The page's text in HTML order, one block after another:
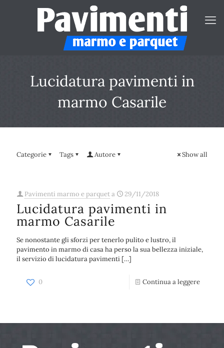
Lucidatura pavimenti in
marmo Casarile
Categorie Tags Autore Show all
Pavimenti marmo e parqueta 29/11/2018
Lucidatura pavimenti in
marmo Casarile
Se nonostante gli sforzi per tenerlo pulito e lustro, il
pavimento in marmo di casa ha perso la sua bellezza iniziale,
il servizio di lucidatura pavimenti […]
0 Continua a leggere